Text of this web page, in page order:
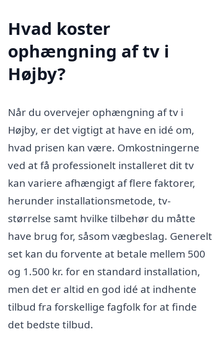
Hvad koster
ophængning af tv i
Højby?
Når du overvejer ophængning af tv i
Højby, er det vigtigt at have en idé om,
hvad prisen kan være. Omkostningerne
ved at få professionelt installeret dit tv
kan variere afhængigt af flere faktorer,
herunder installationsmetode, tv-
størrelse samt hvilke tilbehør du måtte
have brug for, såsom vægbeslag. Generelt
set kan du forvente at betale mellem 500
og 1.500 kr. for en standard installation,
men det er altid en god idé at indhente
tilbud fra forskellige fagfolk for at finde
det bedste tilbud.